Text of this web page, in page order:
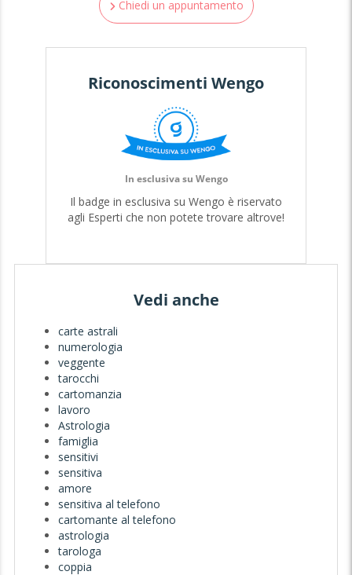
affrontare le tue scelte con maggiore
consapevolezza e serenità.
Il futuro sussurra a chi sa ascoltare. Scopri i
Chiedi un appuntamento
Riconoscimenti Wengo
In esclusiva su Wengo
Il badge in esclusiva su Wengo è riservato
agli Esperti che non potete trovare altrove!
Vedi anche
carte astrali
numerologia
veggente
tarocchi
cartomanzia
lavoro
Astrologia
famiglia
sensitivi
sensitiva
amore
sensitiva al telefono
cartomante al telefono
astrologia
tarologa
coppia